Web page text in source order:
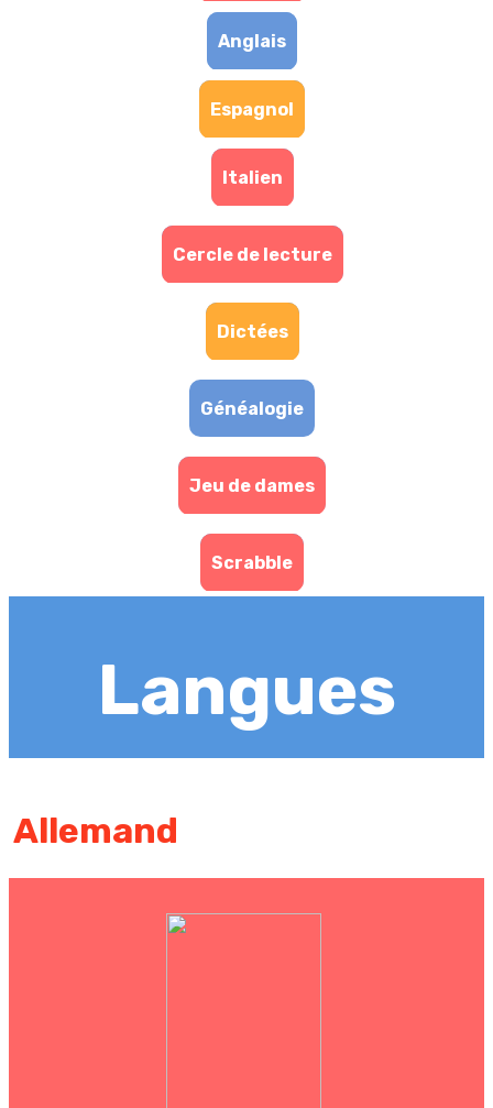
Anglais
Espagnol
Italien
Cercle de lecture
Dictées
Généalogie
Jeu de dames
Scrabble
Langues
Allemand